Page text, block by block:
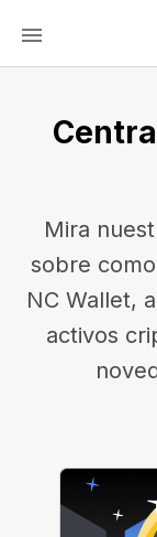
Mira
sobre
NC Wallet,
activos